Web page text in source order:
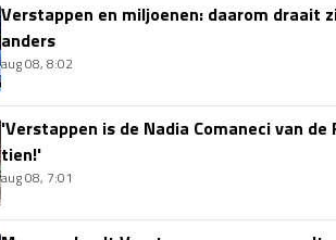
Verstappen en miljoenen: daarom draait
anders
aug 08, 8:02
'Verstappen is de Nadia Comaneci van
tien!'
aug 08, 7:01